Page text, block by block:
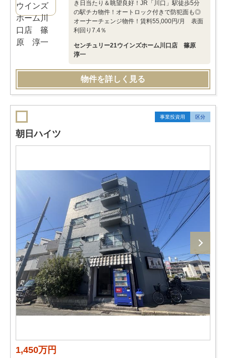
き日当たり＆眺望良好！JR「川口」駅徒歩5分
の駅チカ物件！オートロック付きで防犯面も◎
オーナーチェンジ物件！賃料55,000円/月 表面
利回り7.4％
センチュリー21ウインズホーム川口店 篠原
淳一
物件を詳しく見る
事業投資用 区分
朝日ハイツ
1,450万円